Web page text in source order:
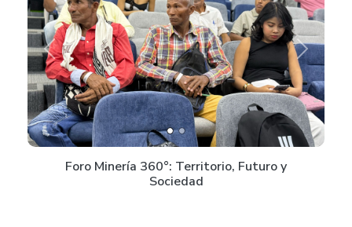
Previous Next
Foro Minería 360°: Territorio, Futuro y
Sociedad